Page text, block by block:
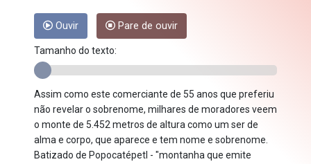
Ouvir Pare de ouvir
Tamanho do texto:
Assim como este comerciante de 55 anos que preferiu
não revelar o sobrenome, milhares de moradores veem
o monte de 5.452 metros de altura como um ser de
alma e corpo, que aparece e tem nome e sobrenome.
Batizado de Popocatépetl - "montanha que emite